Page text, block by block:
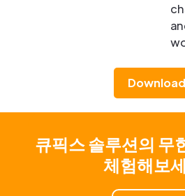
Download
큐픽스 솔루션의 무
체험해보